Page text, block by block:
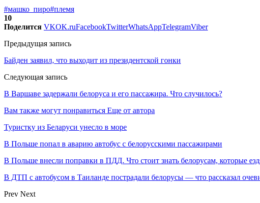
#машко_пиро#племя
10
Поделится VKOK.ruFacebookTwitterWhatsAppTelegramViber
Предыдущая запись
Байден заявил, что выходит из президентской гонки
Следующая запись
В Варшаве задержали белоруса и его пассажира. Что случилось?
Вам также могут понравиться Еще от автора
Туристку из Беларуси унесло в море
В Польше попал в аварию автобус с белорусскими пассажирами
В Польше внесли поправки в ПДД. Что стоит знать белорусам, которые
В ДТП с автобусом в Таиланде пострадали белорусы — что рассказал
Prev Next